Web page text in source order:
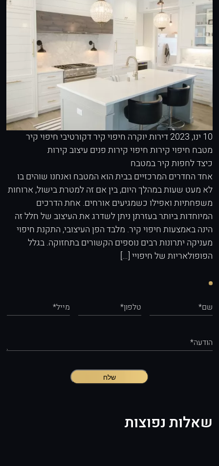
10 ינו, 2023 דירות יוקרה חיפוי קיר דקורטיביחיפוי קיר
מטבח חיפוי קירותחיפוי קירות פנים עיצוב קירות
כיצד לחפות קיר במטבח
אחד החדרים המרכזיים בבית הוא המטבח ואנחנו שוהים בו
לא מעט שעות במהלך היום, בין אם זה למטרת בישול, ארוחות
משפחתיות ואפילו כשמגיעים אורחים. אחת הדרכים
המיוחדות ביותר בעזרתן ניתן לשדרג את העיצוב של חלל זה
הינה באמצעות חיפוי קיר. מלבד הפן העיצובי, התקנת חיפוי
מעניקה יתרונות רבים נוספים הקשורים בתחזוקה. בגלל
הפופולאריות של חיפויי […]
שם* טלפון* מייל*
הודעה*
שלח
שאלות נפוצות